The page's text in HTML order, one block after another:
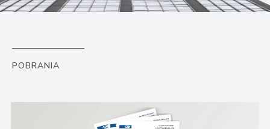
POBRANIA